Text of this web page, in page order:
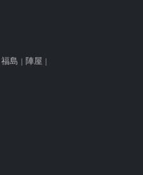
福島 陣屋